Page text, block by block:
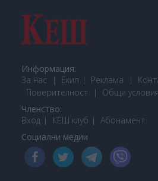
Информация:
За нас
Екип Реклама
Поверителност
Общи условия
Членство:
Вход
КЕШ клуб Абонамент
Социални медии